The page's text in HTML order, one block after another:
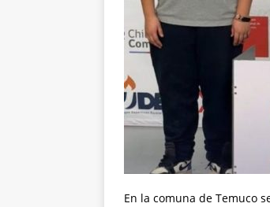
En la comuna de Temuco